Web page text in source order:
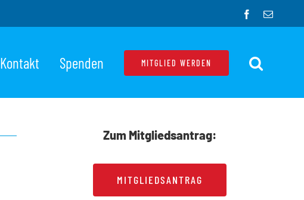
Facebook
E-
Kontakt Spenden MITGLIED WERDEN
Zum Mitgliedsantrag:
MITGLIEDSANTRAG